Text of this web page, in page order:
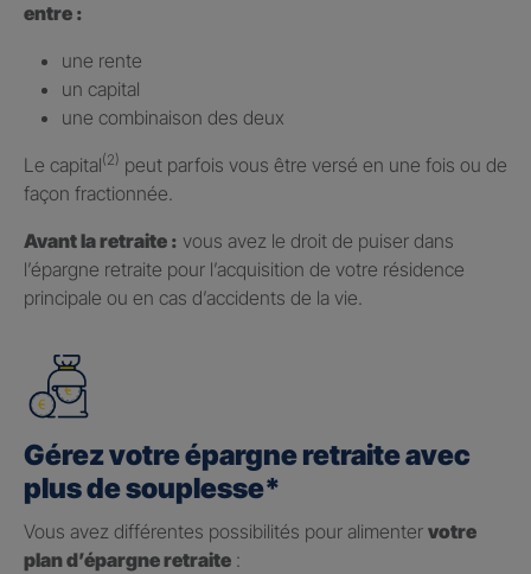
entre :
une rente
un capital
une combinaison des deux
Le capital(2) peut parfois vous être versé en une fois ou de
façon fractionnée.
Avant la retraite : vous avez le droit de puiser dans
l’épargne retraite pour l’acquisition de votre résidence
principale ou en cas d’accidents de la vie.
Gérez votre épargne retraite avec
plus de souplesse*
Vous avez différentes possibilités pour alimenter votre
plan d’épargne retraite :